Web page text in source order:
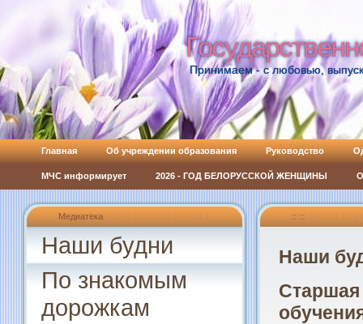
Принимаем - с любовью,
Главная Об учреждении образования Руководство
МЧС информирует 2026 - ГОД БЕЛОРУССКОЙ ЖЕНЩИНЫ
Медиатека
Наши будни
По знакомым
дорожкам
:: ::
Наши
Старшая